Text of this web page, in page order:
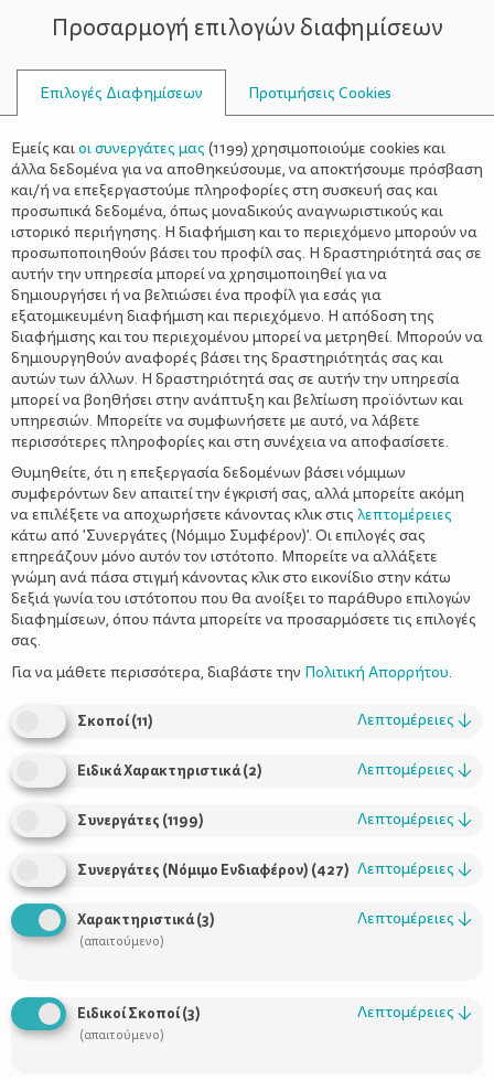
ΣΥΜΒΟΥΛΟΙ
ΠΙΠΊΛΑ
Πώς θα βοηθήσετε το μωρό σας να
κόψει την πιπίλα
Προσαρμογή επιλογών διαφημίσεων
Επιλογές Διαφημίσεων Προτιμήσεις Cookies
Εμείς καιοι συνεργάτες μας (1199) χρησιμοποιούμε cookies και
άλλα δεδομένα για να αποθηκεύσουμε, να αποκτήσουμε πρόσβαση
και/ή να επεξεργαστούμε πληροφορίες στη συσκευή σας και
προσωπικά δεδομένα, όπως μοναδικούς αναγνωριστικούς και
ιστορικό περιήγησης. Η διαφήμιση και το περιεχόμενο μπορούν να
προσωποποιηθούν βάσει του προφίλ σας. Η δραστηριότητά σας σε
αυτήν την υπηρεσία μπορεί να χρησιμοποιηθεί για να
δημιουργήσει ή να βελτιώσει ένα προφίλ για εσάς για
εξατομικευμένη διαφήμιση και περιεχόμενο. Η απόδοση της
διαφήμισης και του περιεχομένου μπορεί να μετρηθεί. Μπορούν να
δημιουργηθούν αναφορές βάσει της δραστηριότητάς σας και
αυτών των άλλων. Η δραστηριότητά σας σε αυτήν την υπηρεσία
μπορεί να βοηθήσει στην ανάπτυξη και βελτίωση προϊόντων και
υπηρεσιών. Μπορείτε να συμφωνήσετε με αυτό, να λάβετε
περισσότερες πληροφορίες και στη συνέχεια να αποφασίσετε.
Θυμηθείτε, ότι η επεξεργασία δεδομένων βάσει νόμιμων
συμφερόντων δεν απαιτεί την έγκρισή σας, αλλά μπορείτε ακόμη
να επιλέξετε να αποχωρήσετε κάνοντας κλικ στις λεπτομέρειες
κάτω από 'Συνεργάτες (Νόμιμο Συμφέρον)'. Οι επιλογές σας
επηρεάζουν μόνο αυτόν τον ιστότοπο. Μπορείτε να αλλάξετε
γνώμη ανά πάσα στιγμή κάνοντας κλικ στο εικονίδιο στην κάτω
δεξιά γωνία του ιστότοπου που θα ανοίξει το παράθυρο επιλογών
διαφημίσεων, όπου πάντα μπορείτε να προσαρμόσετε τις επιλογές
σας.
Για να μάθετε περισσότερα, διαβάστε την Πολιτική Απορρήτου.
Σκοποί(11) Λεπτομέρειες ↓
Ειδικά Χαρακτηριστικά(2) Λεπτομέρειες ↓
Συνεργάτες (1199) Λεπτομέρειες ↓
Συνεργάτες (Νόμιμο Ενδιαφέρον) (427) Λεπτομέρειες ↓
Χαρακτηριστικά(3)
(απαιτούμενο)
Λεπτομέρειες ↓
Ειδικοί Σκοποί(3)
(απαιτούμενο)
Λεπτομέρειες ↓